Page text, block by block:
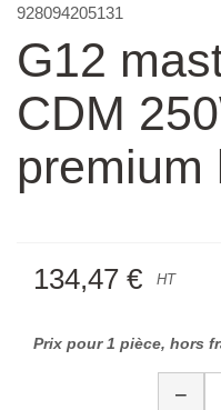
928094205131
G12
CDM
premium
134,47 € HT
Prix pour 1 pièce, hors
−